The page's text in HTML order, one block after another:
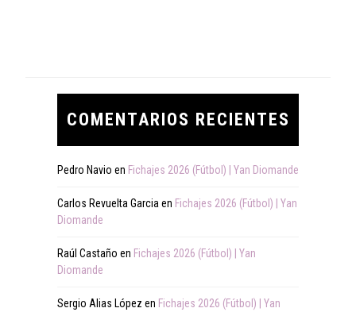
COMENTARIOS RECIENTES
Pedro Navio en Fichajes 2026 (Fútbol) | Yan Diomande
Carlos Revuelta Garcia en Fichajes 2026 (Fútbol) | Yan
Diomande
Raúl Castaño en Fichajes 2026 (Fútbol) | Yan
Diomande
Sergio Alias López en Fichajes 2026 (Fútbol) | Yan